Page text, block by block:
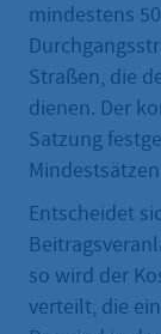
mindestens
Straßen, die
dienen. Der
Satzung
Entscheidet
so wird der
verteilt, die